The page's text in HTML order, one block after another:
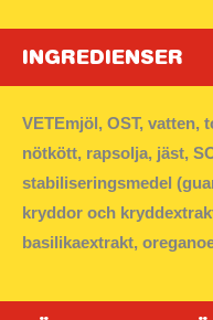
INGREDIENSER
VETEmjöl, OST, vatten,
nötkött, rapsolja, jäst,
stabiliseringsmedel
kryddor och
basilikaextrakt,